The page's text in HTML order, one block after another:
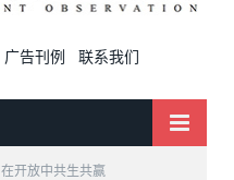
广告刊例 联系我们
在开放中共生共赢